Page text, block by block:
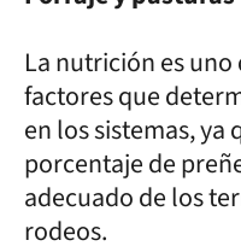
La nutrición es
factores que
en los sistemas, ya
porcentaje de
adecuado de los
rodeos.